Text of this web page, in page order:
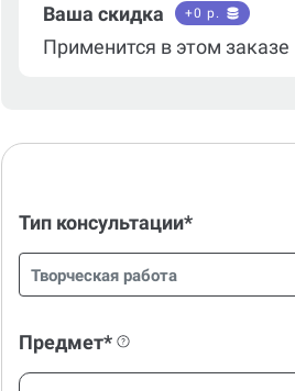
Ваша скидка +0 р.
Применится в этом заказе
Тип консультации*
Творческая работа
Предмет*